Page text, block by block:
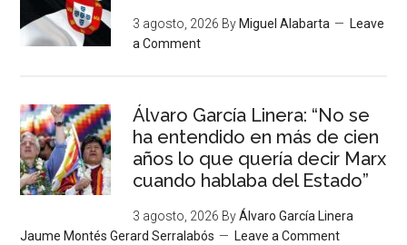
3 agosto, 2026 By Miguel Alabarta
Leave
a Comment
Álvaro García Linera: “No se
ha entendido en más de cien
años lo que quería decir Marx
cuando hablaba del Estado”
3 agosto, 2026 ByÁlvaro García Linera
Jaume Montés Gerard Serralabós
Leave a Comment